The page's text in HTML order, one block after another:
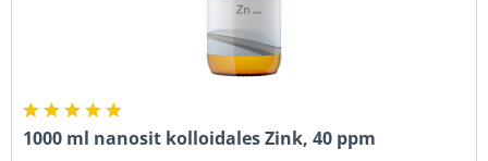
1000 ml nanosit kolloidales Zink, 40 ppm